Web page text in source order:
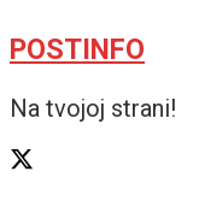
POSTINFO
Na tvojoj strani!